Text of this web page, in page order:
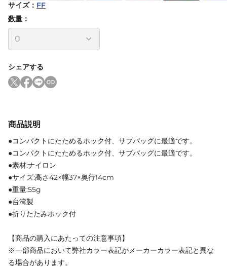
サイズ： FF
数量：
シェアする
商品説明
●コンパクトにたためるホック付、サブバッグに最適です。
●コンパクトにたためるホック付、サブバッグに最適です。
●素材:ナイロン
●サイズ:高さ42×幅37×奥行14cm
●重量:55g
●台湾製
●折りたたみホック付
【商品の購入にあたっての注意事項】
※一部商品において弊社カラー表記がメーカーカラー表記と異な
る場合があります。